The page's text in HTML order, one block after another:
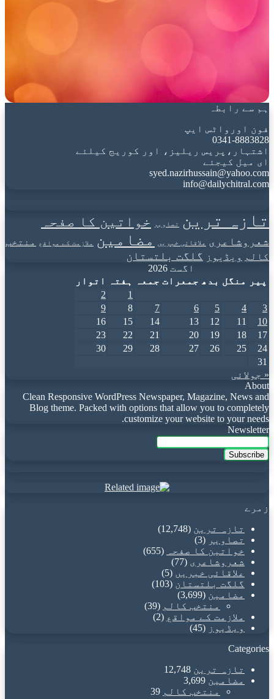
ہم سے رابطہ
فون اورواٹس ایپ
0341-8883828
اشتہار،پریس ریلیز، اور کوریج کیلئے
ای میل کیجئے
syed.nazirhussain@yahoo.com
info@dailychitral.com
تازہ ترین تصاویر خواتین کا صفحہ
شعروشاعری علاقائی خبریں مضامین ملازمت کے مواقع
منتخب
کالم ویڈیوز گلگت بلتستان
اگست 2026
پیر
منگل بدھ جمعرات جمعہ ہفتہ
اتوار
1
2
3
4
5
6
7
8
9
10
11
12
13
14
15
16
17
18
19
20
21
22
23
24
25
26
27
28
29
30
31
« جولائی
About
Clean Responsive WordPress Newspaper, Magazine, News and
Blog theme. Packed with options that allow you to completely
customize your website to your needs.
Newsletter
Enter
your
Email
زمرے
تازہ ترین (12,748)
تصاویر (3)
خواتین کا صفحہ
(655)
شعروشاعری (77)
علاقائی خبریں (5)
گلگت بلتستان (103)
مضامین (3,699)
منتخب کالم (39)
ملازمت کے مواقع (2)
ویڈیوز (45)
Categories
تازہ ترین 12,748
مضامین 3,699
منتخب کالم 39